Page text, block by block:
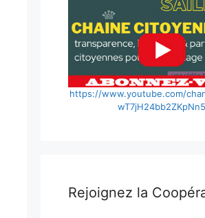
https://www.youtube.com/
Rejoignez la